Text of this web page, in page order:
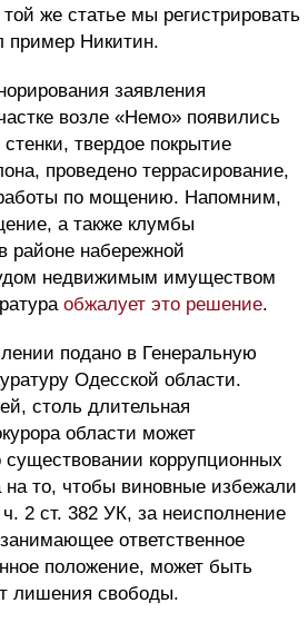
же статье мы регистрировать
пример Никитин.
заявления
возле «Немо» появились
твердое покрытие
проведено террасирование,
по мощению. Напомним,
а также клумбы
районе набережной
недвижимым имуществом
обжалует это решение.
подано в Генеральную
Одесской области.
столь длительная
области может
существовании коррупционных
на то, чтобы виновные избежали
2 ст. 382 УК, за неисполнение
ответственное
положение, может быть
лишения свободы.